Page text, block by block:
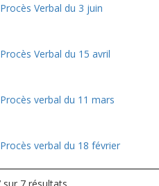
Procès Verbal du 3 juin
Procès Verbal du 15 avril
Procès verbal du 11 mars
Procès verbal du 18 février